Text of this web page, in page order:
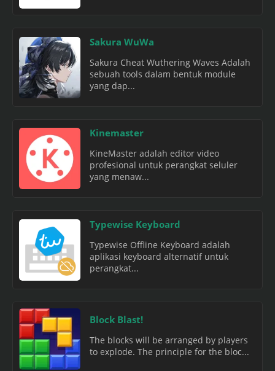
Sakura WuWa
Sakura Cheat Wuthering Waves Adalah
sebuah tools dalam bentuk module
yang dap...
Kinemaster
KineMaster adalah editor video
profesional untuk perangkat seluler
yang menaw...
Typewise Keyboard
Typewise Offline Keyboard adalah
aplikasi keyboard alternatif untuk
perangkat...
Block Blast!
The blocks will be arranged by players
to explode. The principle for the bloc...